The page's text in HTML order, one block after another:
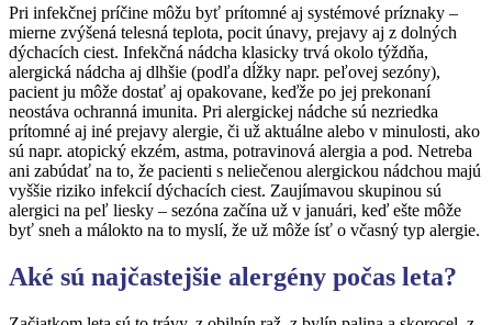
Pri infekčnej príčine môžu byť prítomné aj systémové príznaky –
mierne zvýšená telesná teplota, pocit únavy, prejavy aj z dolných
dýchacích ciest. Infekčná nádcha klasicky trvá okolo týždňa,
alergická nádcha aj dlhšie (podľa dĺžky napr. peľovej sezóny),
pacient ju môže dostať aj opakovane, keďže po jej prekonaní
neostáva ochranná imunita. Pri alergickej nádche sú nezriedka
prítomné aj iné prejavy alergie, či už aktuálne alebo v minulosti, ako
sú napr. atopický ekzém, astma, potravinová alergia a pod. Netreba
ani zabúdať na to, že pacienti s neliečenou alergickou nádchou majú
vyššie riziko infekcií dýchacích ciest. Zaujímavou skupinou sú
alergici na peľ liesky – sezóna začína už v januári, keď ešte môže
byť sneh a málokto na to myslí, že už môže ísť o včasný typ alergie.
Aké sú najčastejšie alergény počas leta?